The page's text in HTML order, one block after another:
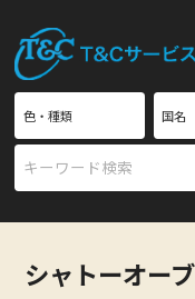
シャトーオー